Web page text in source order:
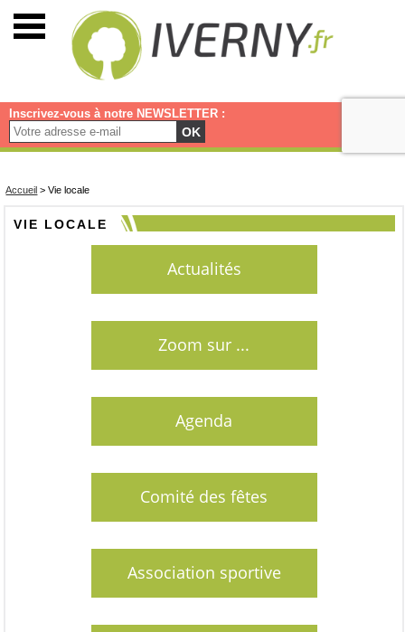
Inscrivez-vous à notre NEWSLETTER :
OK
Accueil >Vie locale
VIE LOCALE
Actualités
Zoom sur ...
Agenda
Comité des fêtes
Association sportive